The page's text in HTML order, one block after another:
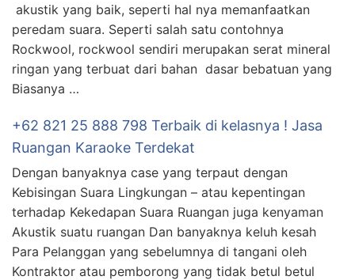
akustik yang baik, seperti hal nya memanfaatkan
peredam suara. Seperti salah satu contohnya
Rockwool, rockwool sendiri merupakan serat mineral
ringan yang terbuat dari bahan dasar bebatuan yang
Biasanya …
+62 821 25 888 798 Terbaik di kelasnya ! Jasa
Ruangan Karaoke Terdekat
Dengan banyaknya case yang terpaut dengan
Kebisingan Suara Lingkungan – atau kepentingan
terhadap Kekedapan Suara Ruangan juga kenyaman
Akustik suatu ruangan Dan banyaknya keluh kesah
Para Pelanggan yang sebelumnya di tangani oleh
Kontraktor atau pemborong yang tidak betul betul